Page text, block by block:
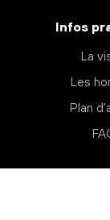
Infos
La
Les
Plan